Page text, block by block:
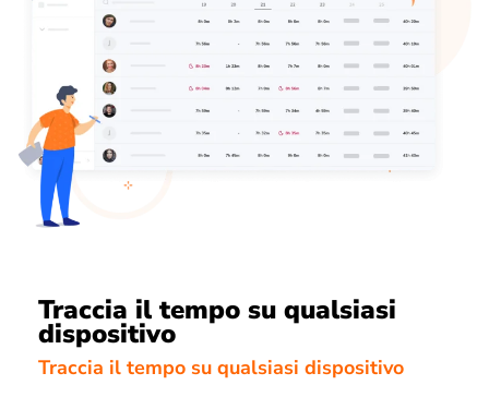
Traccia il tempo su qualsiasi
dispositivo
Traccia il tempo su qualsiasi dispositivo